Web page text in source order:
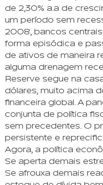
de 2,30% a.a de
um período sem
2008, bancos
forma episódica e
de ativos de maneira
alguma drenagem
Reserve segue na
dólares, muito acima
financeira global. A
conjunta de política
sem precedentes. O
persistente e
Agora, a política
Se aperta demais
Se afrouxa demais